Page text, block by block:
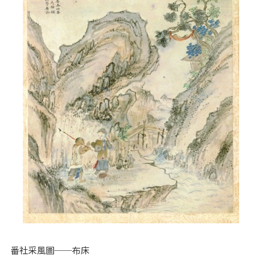
番社采風圖──布床